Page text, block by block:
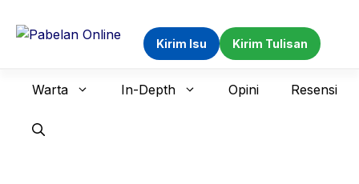
Kirim Isu Kirim Tulisan
Warta In-Depth Opini Resensi